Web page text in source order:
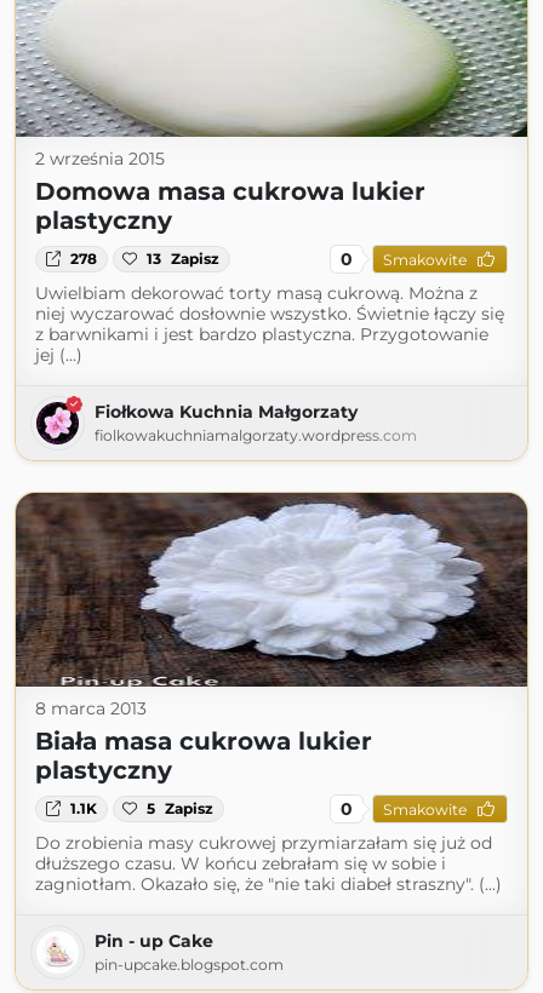
2 września 2015
Domowa masa cukrowa lukier
plastyczny
278 13 Zapisz 0 Smakowite
Uwielbiam dekorować torty masą cukrową. Można z
niej wyczarować dosłownie wszystko. Świetnie łączy się
z barwnikami i jest bardzo plastyczna. Przygotowanie
jej (...)
Fiołkowa Kuchnia Małgorzaty
fiolkowakuchniamalgorzaty.wordpress.com
8 marca 2013
Biała masa cukrowa lukier
plastyczny
1.1K 5 Zapisz 0 Smakowite
Do zrobienia masy cukrowej przymiarzałam się już od
dłuższego czasu. W końcu zebrałam się w sobie i
zagniotłam. Okazało się, że "nie taki diabeł straszny". (...)
Pin - up Cake
pin-upcake.blogspot.com